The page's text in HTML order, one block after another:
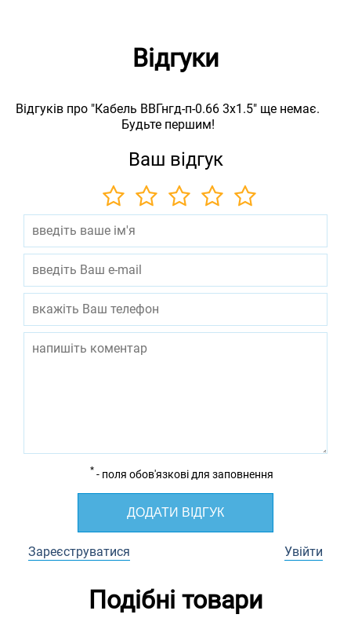
Відгуки
Відгуків про "Кабель ВВГнгд-п-0.66 3х1.5" ще немає.
Будьте першим!
Ваш відгук
* - поля обов'язкові для заповнення
ДОДАТИ ВІДГУК
Зареєструватися Увійти
Подібні товари